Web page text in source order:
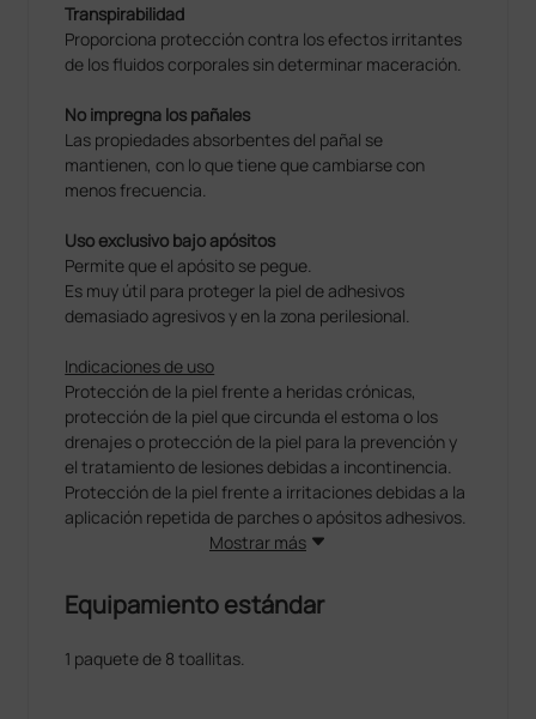
Transpirabilidad
Proporciona protección contra los efectos irritantes
de los fluidos corporales sin determinar maceración.
No impregna los pañales
Las propiedades absorbentes del pañal se
mantienen, con lo que tiene que cambiarse con
menos frecuencia.
Uso exclusivo bajo apósitos
Permite que el apósito se pegue.
Es muy útil para proteger la piel de adhesivos
demasiado agresivos y en la zona perilesional.
Indicaciones de uso
Protección de la piel frente a heridas crónicas,
protección de la piel que circunda el estoma o los
drenajes o protección de la piel para la prevención y
el tratamiento de lesiones debidas a incontinencia.
Protección de la piel frente a irritaciones debidas a la
aplicación repetida de parches o apósitos adhesivos.
Mostrar más
Equipamiento estándar
1 paquete de 8 toallitas.